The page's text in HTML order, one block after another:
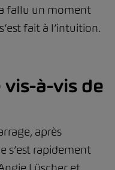
fallu un moment
fait à l’intuition.
à-vis de
après
s’est rapidement